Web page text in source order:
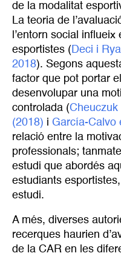
de la modalitat
La teoria de
l’entorn social
esportistes ( Deci i
2018). Segons
factor que pot portar
desenvolupar una
controlada (Cheuczuk
(2018) i García-Calvo
relació entre la
professionals;
estudi que abordés
estudiants
estudi.
A més, diverses
recerques haurien
de la CAR en les